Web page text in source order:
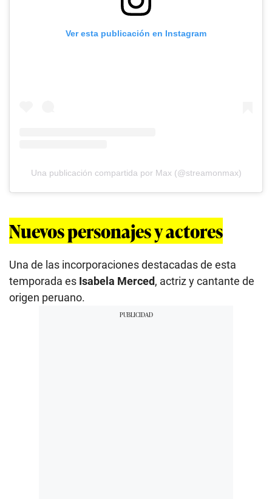
Ver esta publicación en Instagram
Una publicación compartida por Max (@streamonmax)
Nuevos personajes y actores
Una de las incorporaciones destacadas de esta
temporada es Isabela Merced, actriz y cantante de
origen peruano.